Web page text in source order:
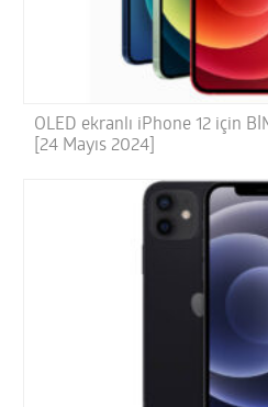
OLED ekranlı iPhone 12 için
[24 Mayıs 2024]